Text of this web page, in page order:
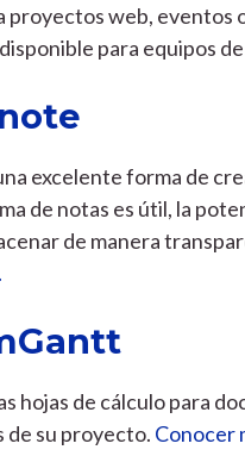
proyectos web, eventos
para equipos
excelente forma de
de notas es útil, la
de manera
hojas de cálculo para
de su proyecto. Conocer